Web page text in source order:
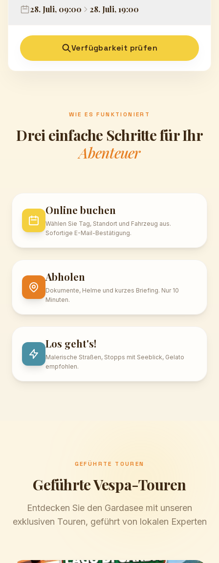
28. Juli, 09:00 28. Juli, 19:00
Verfügbarkeit prüfen
WIE ES FUNKTIONIERT
Drei einfache Schritte für Ihr
Abenteuer
Online buchen
Wählen Sie Tag, Standort und Fahrzeug aus.
Sofortige E-Mail-Bestätigung.
Abholen
Dokumente, Helme und kurzes Briefing. Nur 10
Minuten.
Los geht's!
Malerische Straßen, Stopps mit Seeblick, Gelato
empfohlen.
GEFÜHRTE TOUREN
Geführte Vespa-Touren
Entdecken Sie den Gardasee mit unseren
exklusiven Touren, geführt von lokalen Experten